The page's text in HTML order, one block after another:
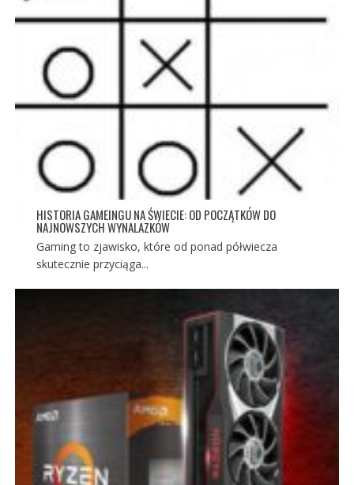
HISTORIA GAMEINGU NA ŚWIECIE: OD POCZĄTKÓW DO
NAJNOWSZYCH WYNALAZKÓW
Gaming to zjawisko, które od ponad półwiecza
skutecznie przyciąga...